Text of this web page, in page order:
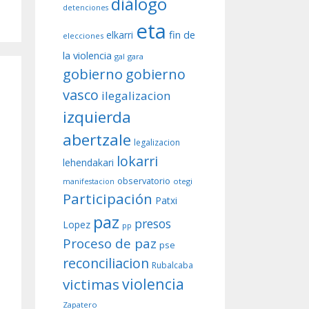
detenciones
elecciones elkarri eta fin de
la violencia gal gara
gobierno gobierno
vasco ilegalizacion
izquierda
abertzale legalizacion
lehendakari lokarri
manifestacion observatorio otegi
Participación Patxi
Lopez paz pp presos
Proceso de paz pse
reconciliacion Rubalcaba
victimasviolencia
Zapatero